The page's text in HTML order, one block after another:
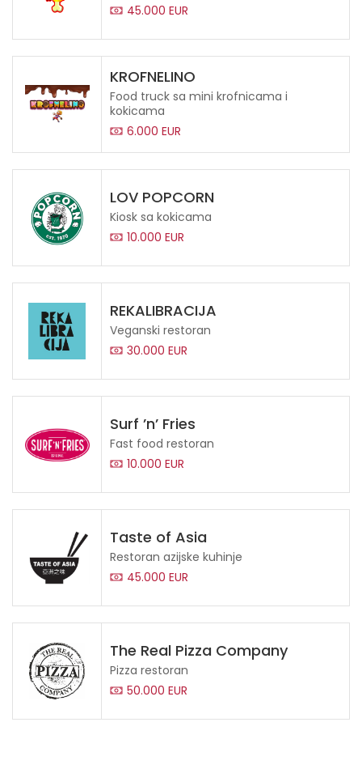
45.000 EUR
KROFNELINO
Food truck sa mini krofnicama i
kokicama
6.000 EUR
LOV POPCORN
Kiosk sa kokicama
10.000 EUR
REKALIBRACIJA
Veganski restoran
30.000 EUR
Surf ’n’ Fries
Fast food restoran
10.000 EUR
Taste of Asia
Restoran azijske kuhinje
45.000 EUR
The Real Pizza Company
Pizza restoran
50.000 EUR